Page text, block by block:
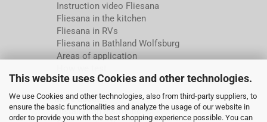
This website uses Cookies and other technologies.
We use Cookies and other technologies, also from third-party suppliers, to
ensure the basic functionalities and analyze the usage of our website in
order to provide you with the best shopping experience possible. You can
Instruction video Fliesana
Fliesana in the kitchen
Fliesana in RVs
Fliesana in Bathland Wolfsburg
Areas of application
More about...
Installation instructions